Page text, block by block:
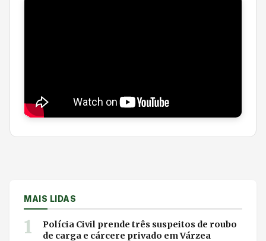
MAIS LIDAS
1
Polícia Civil prende três suspeitos de roubo
de carga e cárcere privado em Várzea